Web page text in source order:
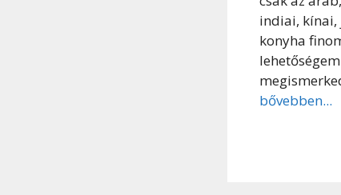
indiai, kínai,
konyha
bővebben...